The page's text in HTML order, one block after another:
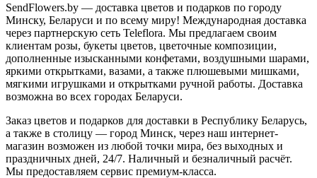
SendFlowers.by — доставка цветов и подарков по городу
Минску, Беларуси и по всему миру! Международная доставка
через партнерскую сеть Teleflora. Мы предлагаем своим
клиентам розы, букеты цветов, цветочные композиции,
дополненные изысканными конфетами, воздушными шарами,
яркими открытками, вазами, а также плюшевыми мишками,
мягкими игрушками и открытками ручной работы. Доставка
возможна во всех городах Беларуси.
Заказ цветов и подарков для доставки в Республику Беларусь,
а также в столицу — город Минск, через наш интернет-
магазин возможен из любой точки мира, без выходных и
праздничных дней, 24/7. Наличный и безналичный расчёт.
Мы предоставляем сервис премиум-класса.